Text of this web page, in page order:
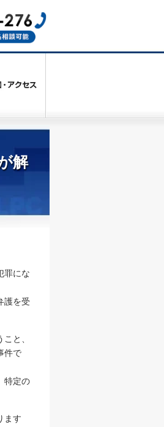
解
罪にな
護を受
と、
件で
特定の
ます